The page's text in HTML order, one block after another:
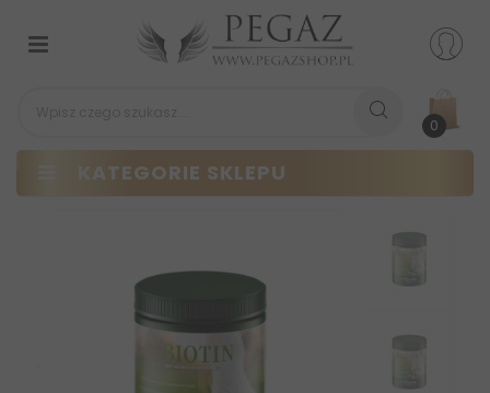
0
KATEGORIE SKLEPU
Przełącz
nawigacji